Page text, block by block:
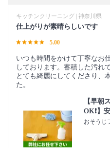
キッチンクリーニング | 神奈川県
仕上がりが素晴らしいです
5.00
いつも時間をかけて丁寧なお
しております。蓄積した汚れ
とても綺麗にしてくださり、
た。
【早朝
OK❗️】
おそうじ